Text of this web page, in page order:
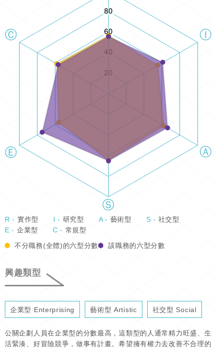
R - 實作型 I - 研究型 A - 藝術型 S - 社交型
E - 企業型 C - 常規型
不分職務(全體)的六型分數
該職務的六型分數
興趣類型
企業型 Enterprising 藝術型 Artistic 社交型 Social
公關企劃人員在企業型的分數最高，這類型的人通常精力旺盛、生
活緊湊、好冒險競爭，做事有計畫。希望擁有權力去改善不合理的